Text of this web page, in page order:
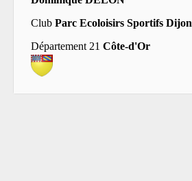
Club Parc Ecoloisirs Sportifs Dijon
Département 21 Côte-d'Or